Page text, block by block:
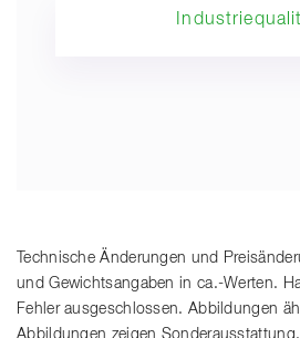
Technische Änderungen und
und Gewichtsangaben in ca.-Werten.
Fehler ausgeschlossen. Abbildungen
Abbildungen zeigen